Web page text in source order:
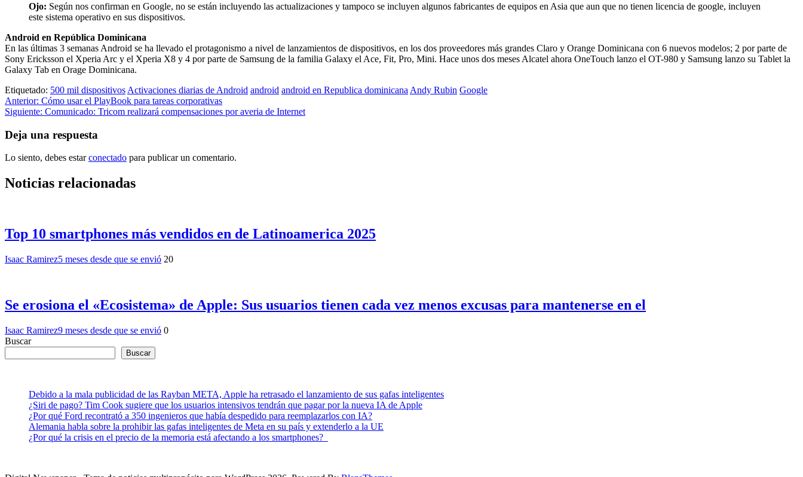
Ojo: Según nos confirman en Google, no se están incluyendo las actualizaciones y tampoco se incluyen algunos fabricantes de equipos en Asia que aun que no tienen licencia de google, incluyen
este sistema operativo en sus dispositivos.
Android en República Dominicana
En las últimas 3 semanas Android se ha llevado el protagonismo a nivel de lanzamientos de dispositivos, en los dos proveedores más grandes Claro y Orange Dominicana con 6 nuevos modelos; 2 por parte de
Sony Ericksson el Xperia Arc y el Xperia X8 y 4 por parte de Samsung de la familia Galaxy el Ace, Fit, Pro, Mini. Hace unos dos meses Alcatel ahora OneTouch lanzo el OT-980 y Samsung lanzo su Tablet la
Galaxy Tab en Orage Dominicana.
Etiquetado: 500 mil dispositivos Activaciones diarias de Android android android en Republica dominicana Andy Rubin Google
Navegación
de
entradas
Anterior: Cómo usar el PlayBook para tareas corporativas
Siguiente: Comunicado: Tricom realizará compensaciones por averia de Internet
Deja una respuesta
Lo siento, debes estarconectado para publicar un comentario.
Noticias relacionadas
Top 10 smartphones más vendidos en de Latinoamerica 2025
Isaac Ramirez5 meses desde que se envió 20
Se erosiona el «Ecosistema» de Apple: Sus usuarios tienen cada vez menos excusas para mantenerse en el
Isaac Ramirez9 meses desde que se envió 0
Buscar
Buscar
Debido a la mala publicidad de las Rayban META, Apple ha retrasado el lanzamiento de sus gafas inteligentes
¿Siri de pago? Tim Cook sugiere que los usuarios intensivos tendrán que pagar por la nueva IA de Apple
¿Por qué Ford recontrató a 350 ingenieros que había despedido para reemplazarlos con IA?
Alemania habla sobre la prohibir las gafas inteligentes de Meta en su país y extenderlo a la UE
¿Por qué la crisis en el precio de la memoria está afectando a los smartphones?